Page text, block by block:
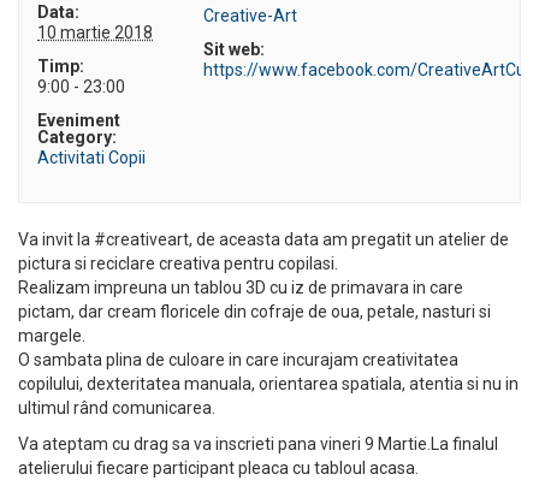
Data:
10 martie 2018
Timp:
9:00 - 23:00
Eveniment
Category:
Activitati Copii
Creative-Art
Sit web:
https://www.facebook.com/
Va invit la #creativeart, de aceasta data am pregatit un atelier de
pictura si reciclare creativa pentru copilasi.
Realizam impreuna un tablou 3D cu iz de primavara in care
pictam, dar cream floricele din cofraje de oua, petale, nasturi si
margele.
O sambata plina de culoare in care incurajam creativitatea
copilului, dexteritatea manuala, orientarea spatiala, atentia si nu in
ultimul rând comunicarea.
Va ateptam cu drag sa va inscrieti pana vineri 9 Martie.La finalul
atelierului fiecare participant pleaca cu tabloul acasa.